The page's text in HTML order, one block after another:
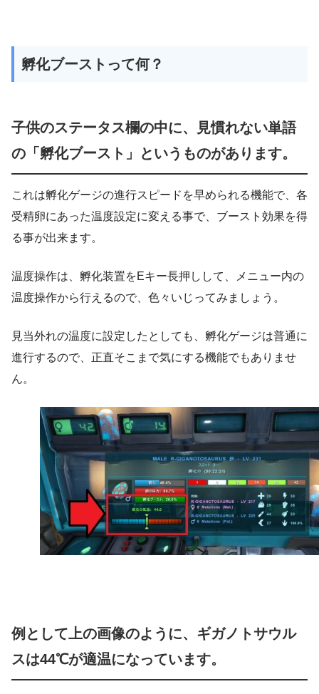
孵化ブーストって何？
子供のステータス欄の中に、見慣れない単語
の「孵化ブースト」というものがあります。
これは孵化ゲージの進行スピードを早められる機能で、各
受精卵にあった温度設定に変える事で、ブースト効果を得
る事が出来ます。
温度操作は、孵化装置をEキー長押しして、メニュー内の
温度操作から行えるので、色々いじってみましょう。
見当外れの温度に設定したとしても、孵化ゲージは普通に
進行するので、正直そこまで気にする機能でもありませ
ん。
例として上の画像のように、ギガノトサウル
スは44℃が適温になっています。